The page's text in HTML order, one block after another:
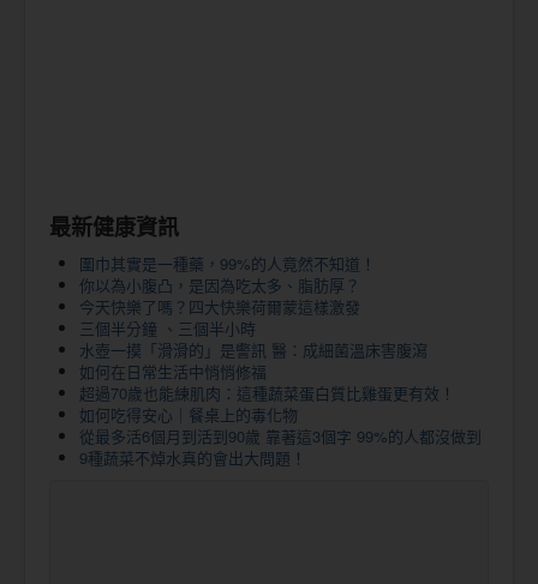
最新健康資訊
圍巾其實是一種藥，99%的人竟然不知道！
你以為小腹凸，是因為吃太多、脂肪厚？
今天快樂了嗎？四大快樂荷爾蒙這樣激發
三個半分鐘 、三個半小時
水壺一摸「滑滑的」是警訊 醫：成細菌溫床害腹瀉
如何在日常生活中悄悄修福
超過70歲也能練肌肉：這種蔬菜蛋白質比雞蛋更有效！
如何吃得安心｜餐桌上的毒化物
從最多活6個月到活到90歲 靠著這3個字 99%的人都沒做到
9種蔬菜不焯水真的會出大問題！